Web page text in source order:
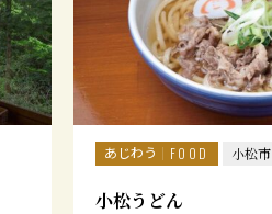
あじわう FOOD 小松市
小松うどん